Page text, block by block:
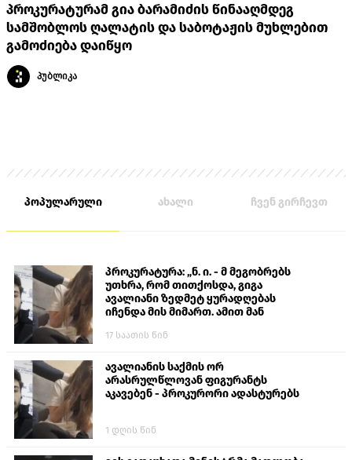
პროკურატურამ გია ბარამიძის წინააღმდეგ
სამშობლოს ღალატის და საბოტაჟის მუხლებით
გამოძიება დაიწყო
პუბლიკა
პოპულარული ახალი ჩვენ გირჩევთ
პროკურატურა: „ნ. ი. - მ მეგობრებს
უთხრა, რომ თითქოსდა, გიგა
ავალიანი ზედმეტ ყურადღებას
იჩენდა მის მიმართ. ამით მან
თავს დასხმოდა გიგა ავალიანს“
17 საათის წინ
ავალიანის საქმის ორ
არასრულწლოვან ფიგურანტს
აკავებენ - პროკურორი ადასტურებს
1 დღის წინ